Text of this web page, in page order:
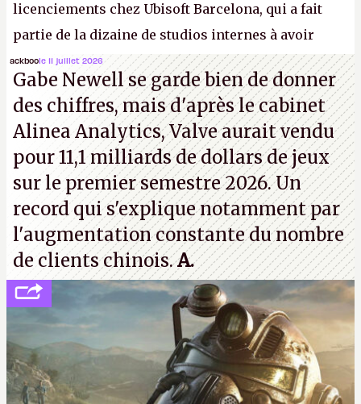
licenciements chez Ubisoft Barcelona, qui a fait
partie de la dizaine de studios internes à avoir
travaillé sur cetAssassin's Creedsous la direction
d'Ubisoft Singapour.A.
ackboole 11 juillet 2026
Gabe Newell se garde bien de donner
des chiffres, mais d'après le cabinet
Alinea Analytics, Valve aurait vendu
pour 11,1 milliards de dollars de jeux
sur le premier semestre 2026. Un
record qui s'explique notamment par
l'augmentation constante du nombre
de clients chinois.A.